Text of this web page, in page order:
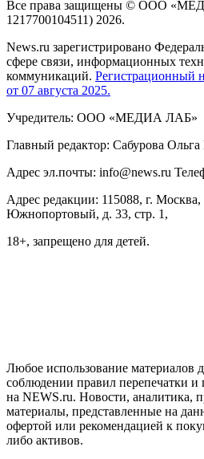
Все права защищены © ООО
1217700104511) 2026.
News.ru зарегистрировано
сфере связи, информационных
коммуникаций.
от 07 августа 2025.
Учредитель: ООО «МЕДИА ЛАБ»
Главный редактор: Сабурова Ольга
Адрес эл.почты: info@news.ru
Адрес редакции: 115088, г. Москва,
Южнопортовый, д. 33, стр. 1,
18+, запрещено для детей.
Любое использование материалов
соблюдении правил перепечатки
на NEWS.ru. Новости, аналитика,
материалы, представленные на
офертой или рекомендацией к
либо активов.